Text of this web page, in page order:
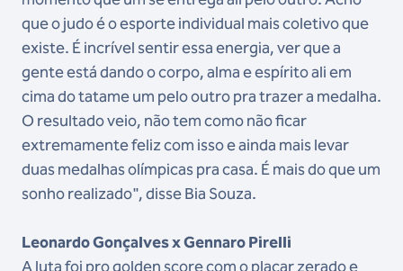
que o judo é o esporte individual mais coletivo que
existe. É incrível sentir essa energia, ver que a
gente está dando o corpo, alma e espírito ali em
cima do tatame um pelo outro pra trazer a medalha.
O resultado veio, não tem como não ficar
extremamente feliz com isso e ainda mais levar
duas medalhas olímpicas pra casa. É mais do que um
sonho realizado", disse Bia Souza.
Leonardo Gonçalves x Gennaro Pirelli
A luta foi pro golden score com o placar zerado e